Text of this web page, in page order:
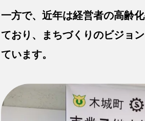
一方で、近年は経営者の高齢
ており、まちづくりのビジョ
ています。